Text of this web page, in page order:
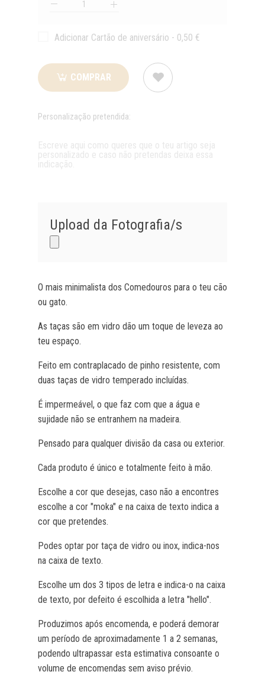
Adicionar Cartão de aniversário - 0,50 €
COMPRAR
Personalização pretendida:
Upload da Fotografia/s
O mais minimalista dos Comedouros para o teu cão
ou gato.
As taças são em vidro dão um toque de leveza ao
teu espaço.
Feito em contraplacado de pinho resistente, com
duas taças de vidro temperado incluídas.
É impermeável, o que faz com que a água e
sujidade não se entranhem na madeira.
Pensado para qualquer divisão da casa ou exterior.
Cada produto é único e totalmente feito à mão.
Escolhe a cor que desejas, caso não a encontres
escolhe a cor "moka" e na caixa de texto indica a
cor que pretendes.
Podes optar por taça de vidro ou inox, indica-nos
na caixa de texto.
Escolhe um dos 3 tipos de letra e indica-o na caixa
de texto, por defeito é escolhida a letra "hello".
Produzimos após encomenda, e poderá demorar
um período de aproximadamente 1 a 2 semanas,
podendo ultrapassar esta estimativa consoante o
volume de encomendas sem aviso prévio.